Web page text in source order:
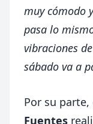
muy cómodo
pasa lo
vibraciones
sábado va a
Por su
Fuentes